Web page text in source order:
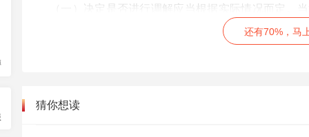
（一）决定是否进行调解应当根据实际情况而定。
或者独任审判员根据双方当事人辩论结束后的陈述
见差别很大，对抗尖锐，不宜进行当庭调解，而应
还有70%，马
猜你想读